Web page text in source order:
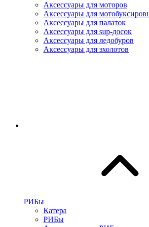
Аксессуары для моторов
Аксессуары для
Аксессуары для палаток
Аксессуары для sup-досок
Аксессуары для ледобуров
Аксессуары для эхолотов
РИБы
Катера
РИБы